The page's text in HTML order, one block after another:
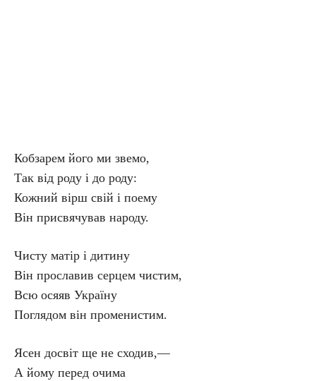
Кобзарем його ми звемо,
Так від роду і до роду:
Кожний вірш свій і поему
Він присвячував народу.
Чисту матір і дитину
Він прославив серцем чистим,
Всю осяяв Україну
Поглядом він променистим.
Ясен досвіт ще не сходив,—
А йому перед очима